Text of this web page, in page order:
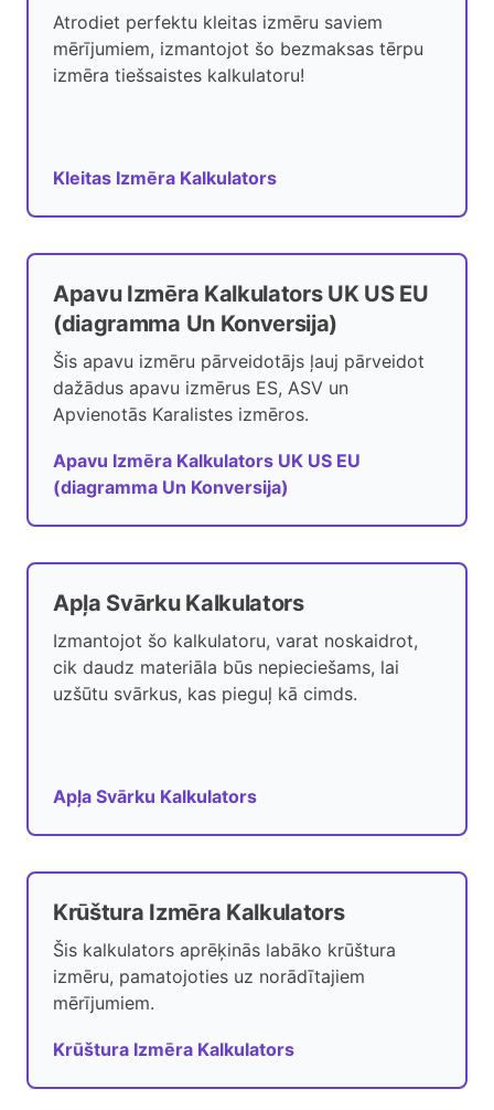
Atrodiet perfektu kleitas izmēru saviem
mērījumiem, izmantojot šo bezmaksas tērpu
izmēra tiešsaistes kalkulatoru!
Kleitas Izmēra Kalkulators
Apavu Izmēra Kalkulators UK US EU
(diagramma Un Konversija)
Šis apavu izmēru pārveidotājs ļauj pārveidot
dažādus apavu izmērus ES, ASV un
Apvienotās Karalistes izmēros.
Apavu Izmēra Kalkulators UK US EU
(diagramma Un Konversija)
Apļa Svārku Kalkulators
Izmantojot šo kalkulatoru, varat noskaidrot,
cik daudz materiāla būs nepieciešams, lai
uzšūtu svārkus, kas pieguļ kā cimds.
Apļa Svārku Kalkulators
Krūštura Izmēra Kalkulators
Šis kalkulators aprēķinās labāko krūštura
izmēru, pamatojoties uz norādītajiem
mērījumiem.
Krūštura Izmēra Kalkulators